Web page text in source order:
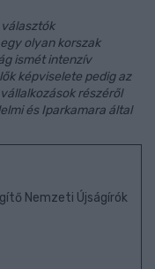
olyan korszak
ismét intenzív
képviselete pedig az
részéről
és Iparkamara által
Nemzeti Újságírók